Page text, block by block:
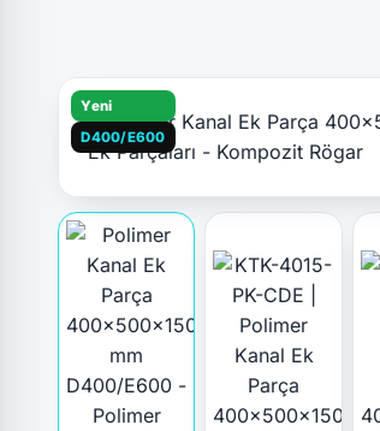
Yeni
D400/E600